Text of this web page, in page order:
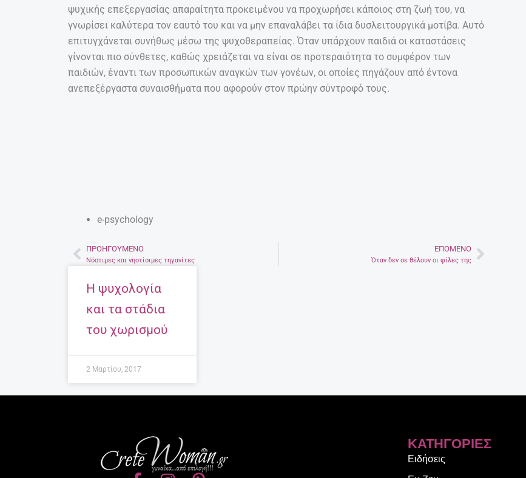
ψυχικής επεξεργασίας απαραίτητα προκειμένου να προχωρήσει κάποιος στη ζωή του, να
γνωρίσει καλύτερα τον εαυτό του και να μην επαναλάβει τα ίδια δυσλειτουργικά μοτίβα. Αυτό
επιτυγχάνεται συνήθως μέσω της ψυχοθεραπείας. Όταν υπάρχουν παιδιά οι καταστάσεις
γίνονται πιο σύνθετες, καθώς χρειάζεται να είναι σε προτεραιότητα το συμφέρον των
παιδιών, έναντι των προσωπικών αναγκών των γονέων, οι οποίες πηγάζουν από έντονα
ανεπεξέργαστα συναισθήματα που αφορούν στον πρώην σύντροφό τους.
e-psychology
Prev
ΠΡΟΗΓΟΎΜΕΝΟ
Νόστιμες και νηστίσιμες τηγανίτες
ΕΠΌΜΕΝΟ
Όταν δεν σε θέλουν οι φίλες τηςNext
Η ψυχολογία
και τα στάδια
του χωρισμού
2 Μαρτίου, 2017
ΚΑΤΗΓΟΡΊΕΣ
Ειδήσεις